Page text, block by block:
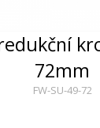
72mm
FW-SU-49-72